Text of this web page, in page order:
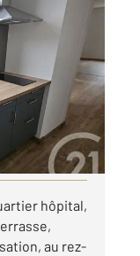
hôpital,
au rez-